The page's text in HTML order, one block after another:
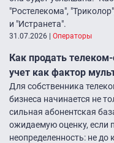
"Ростелекома",
и "Истранета".
31.07.2026 Операторы
Как продать
учет как фактор
Для собственника
бизнеса начинается не
сильная абонентская
ожидаемую оценку, если
неопределенность: не